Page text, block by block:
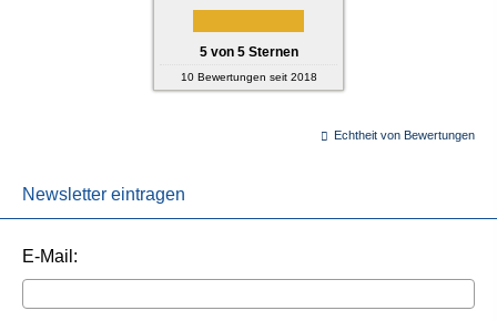
5von 5Sternen
10Bewertungen seit 2018
Echtheit von Bewertungen
Newsletter eintragen
E-Mail: